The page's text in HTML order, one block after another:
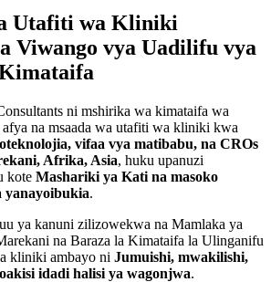
Utafiti wa Kliniki
Viwango vya Uadilifu vya
ni mshirika wa kimataifa wa
na msaada wa utafiti wa kliniki kwa
vifaa vya matibabu, na CROs
Afrika, Asia, huku upanuzi
kote Mashariki ya Kati na masoko
yanayoibukia.
ya kanuni zilizowekwa na Mamlaka ya
na Baraza la Kimataifa la Ulinganifu
kliniki ambayo ni Jumuishi, mwakilishi,
idadi halisi ya wagonjwa.